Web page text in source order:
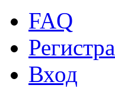
FAQ
Вход